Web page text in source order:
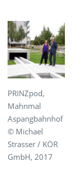
PRINZpod,
Mahnmal
Aspangbahnhof
© Michael
Strasser / KÖR
GmbH, 2017